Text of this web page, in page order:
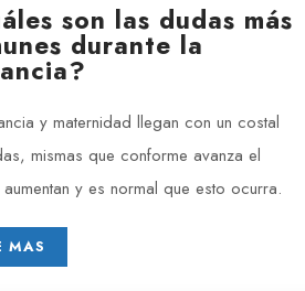
son las dudas más
durante la
y maternidad llegan con un costal
mismas que conforme avanza el
y es normal que esto ocurra.
MAS